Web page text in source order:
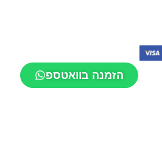
הזמנה בוואטספ